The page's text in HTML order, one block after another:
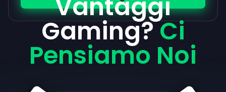
Vantaggi
Gaming?Ci
Pensiamo Noi